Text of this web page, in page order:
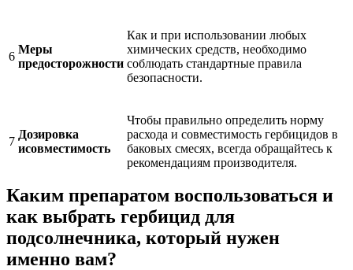
6
Меры
предосторожности
Как и при использовании любых
химических средств, необходимо
соблюдать стандартные правила
безопасности.
7
Дозировка
исовместимость
Чтобы правильно определить норму
расхода и совместимость гербицидов в
баковых смесях, всегда обращайтесь к
рекомендациям производителя.
Каким препаратом воспользоваться и
как выбрать гербицид для
подсолнечника, который нужен
именно вам?